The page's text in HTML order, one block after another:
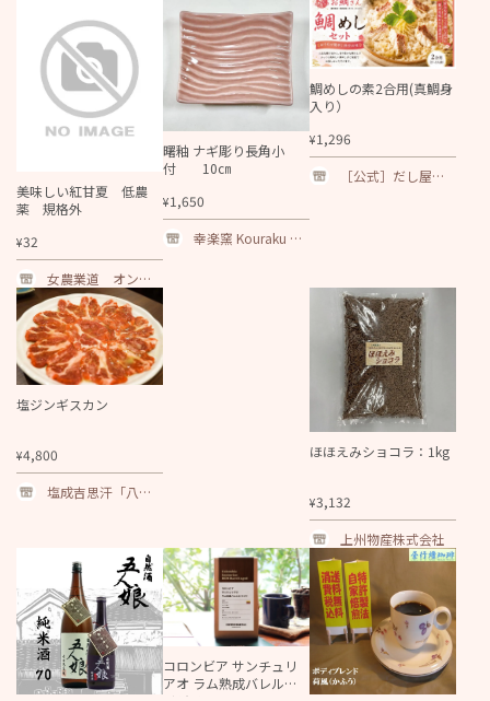
美味しい紅甘夏 低農
薬 規格外
¥32
女農業道 オンラ
インショップ
曙釉 ナギ彫り長角小
付 10㎝
¥1,650
幸楽窯 Kouraku Kil
鯛めしの素2合用(真鯛身
入り）
¥1,296
［公式］だし屋
塩ジンギスカン
¥4,800
塩成吉思汗「八
ほほえみショコラ：1kg
¥3,132
上州物産株式会社
コロンビア サンチュリ
アオ ラム熟成バレルエ